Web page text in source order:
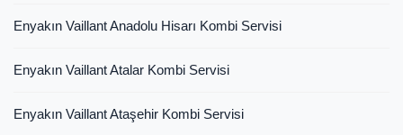
Enyakın Vaillant Anadolu Hisarı Kombi Servisi
Enyakın Vaillant Atalar Kombi Servisi
Enyakın Vaillant Ataşehir Kombi Servisi